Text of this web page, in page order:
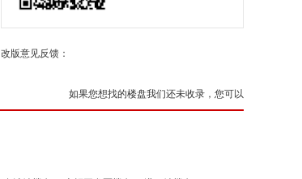
改版意见反馈：
如果您想找的楼盘我们还未收录，您可以